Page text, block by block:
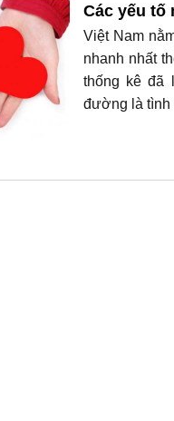
Các yếu tố
Việt Nam
nhanh nhất
thống kê đã
đường là tình